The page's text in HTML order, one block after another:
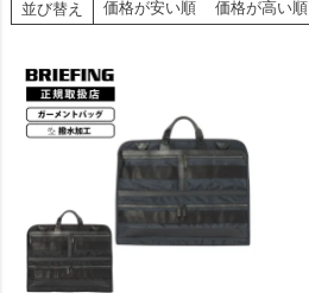
並び替え 価格が安い順 価格が高い順